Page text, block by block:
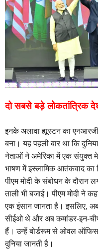
दो सबसे बड़े लोकतांत्रिक
इनके अलावा ह्यूस्टन का
बना। यह पहली बार था कि
नेताओं ने अमेरिका में एक संयुक्त
भाषण में इस्लामिक आतंकवाद का
पीएम मोदी के संबोधन के दौरान
ताली भी बजाई। पीएम मोदी ने
एक इंसान जानता है। इसलिए,
सीईओ थे और अब कमांडर-इन-
हैं। उन्हें बोर्डरूम से ओवल
दुनिया जानती है।